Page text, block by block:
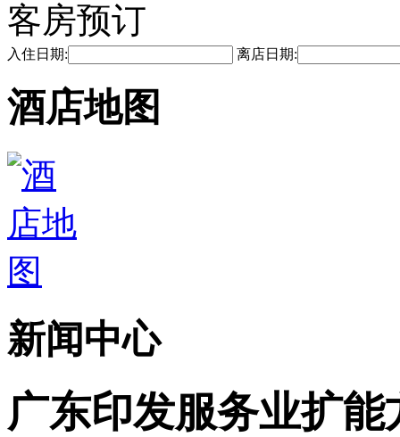
客房预订
入住日期: 离店日期:
酒店地图
新闻中心
广东印发服务业扩